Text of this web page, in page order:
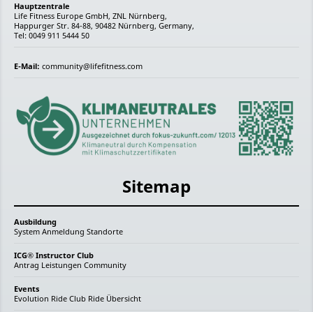
Hauptzentrale
Life Fitness Europe GmbH, ZNL Nürnberg,
Happurger Str. 84-88, 90482 Nürnberg, Germany,
Tel: 0049 911 5444 50
E-Mail: community@lifefitness.com
Sitemap
Ausbildung
System Anmeldung Standorte
ICG® Instructor Club
Antrag Leistungen Community
Events
Evolution Ride Club Ride Übersicht